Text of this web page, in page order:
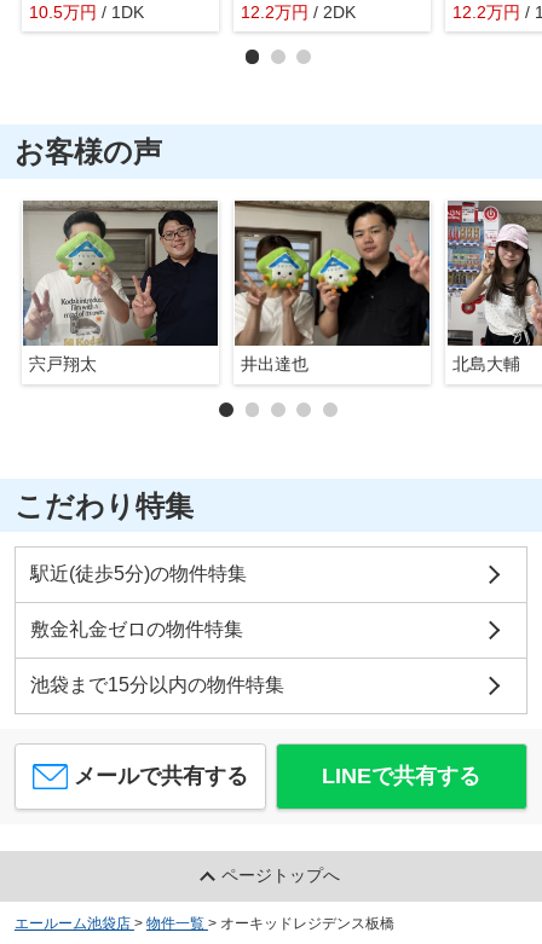
10.5万円 / 1DK
12.2万円 / 2DK
12.2万円 /
お客様の声
宍戸翔太 井出達也 北島大輔
こだわり特集
駅近(徒歩5分)の物件特集
敷金礼金ゼロの物件特集
池袋まで15分以内の物件特集
メールで共有する LINEで共有する
ページトップへ
エールーム池袋店 > 物件一覧 > オーキッドレジデンス板橋